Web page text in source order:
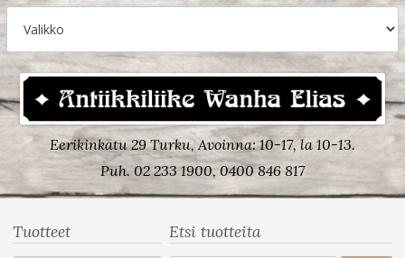
Eerikinkatu 29 Turku, Avoinna: 10-17, la 10-13.
Puh. 02 233 1900, 0400 846 817
Tuotteet Etsi tuotteita